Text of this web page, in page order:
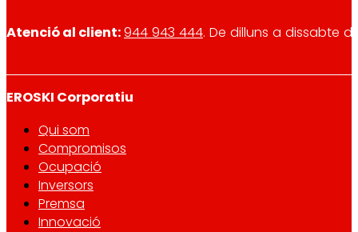
Atenció al client:944 943 444. De dilluns a dissabte
EROSKI Corporatiu
Qui som
Compromisos
Ocupació
Inversors
Premsa
Innovació